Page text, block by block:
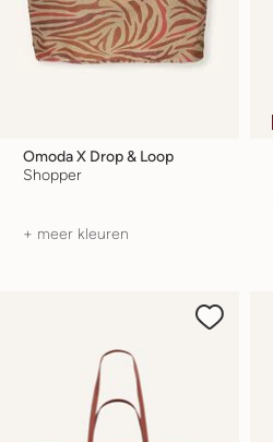
Omoda X Drop & Loop
Shopper
+ meer kleuren